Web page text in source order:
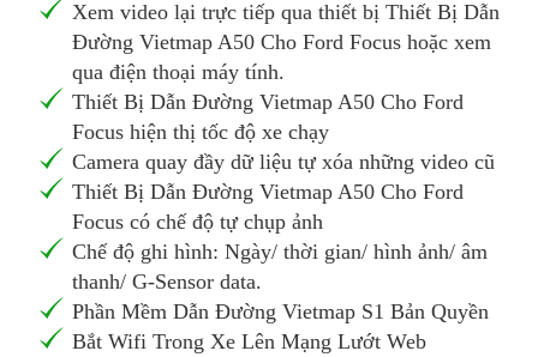
Xem video lại trực tiếp qua thiết bị Thiết Bị Dẫn
Đường Vietmap A50 Cho Ford Focus hoặc xem
qua điện thoại máy tính.
Thiết Bị Dẫn Đường Vietmap A50 Cho Ford
Focus hiện thị tốc độ xe chạy
Camera quay đầy dữ liệu tự xóa những video cũ
Thiết Bị Dẫn Đường Vietmap A50 Cho Ford
Focus có chế độ tự chụp ảnh
Chế độ ghi hình: Ngày/ thời gian/ hình ảnh/ âm
thanh/ G-Sensor data.
Phần Mềm Dẫn Đường Vietmap S1 Bản Quyền
Bắt Wifi Trong Xe Lên Mạng Lướt Web